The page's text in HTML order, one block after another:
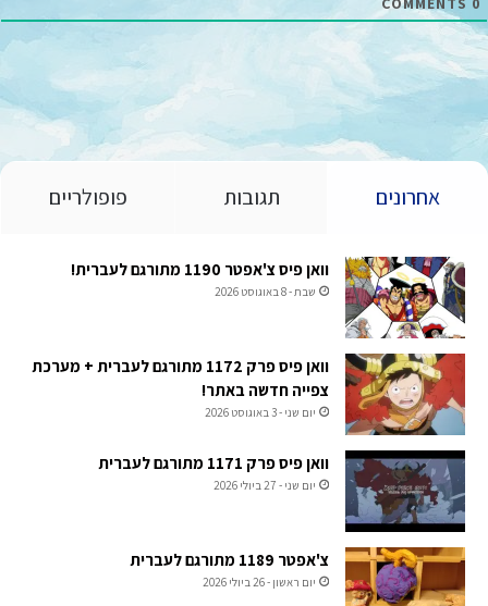
אחרונים תגובות פופולריים
וואן פיס צ'אפטר 1190 מתורגם לעברית!
שבת - 8 באוגוסט 2026
וואן פיס פרק 1172 מתורגם לעברית + מערכת
צפייה חדשה באתר!
יום שני - 3 באוגוסט 2026
וואן פיס פרק 1171 מתורגם לעברית
יום שני - 27 ביולי 2026
צ'אפטר 1189 מתורגם לעברית
יום ראשון - 26 ביולי 2026